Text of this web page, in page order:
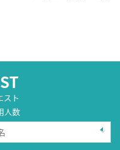
スト
人数